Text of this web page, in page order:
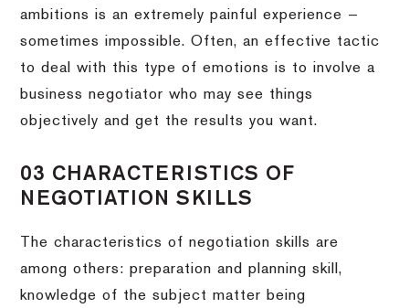
ambitions is an extremely painful experience —
sometimes impossible. Often, an effective tactic
to deal with this type of emotions is to involve a
business negotiator who may see things
objectively and get the results you want.
03 CHARACTERISTICS OF
NEGOTIATION SKILLS
The characteristics of negotiation skills are
among others: preparation and planning skill,
knowledge of the subject matter being